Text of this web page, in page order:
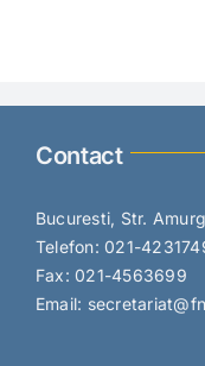
Contact
Bucuresti, Str.
Telefon: 021-
Fax: 021-4563699
Email: